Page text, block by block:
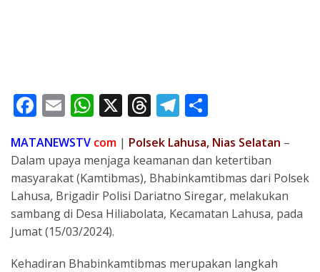
F
e
b
o
o
k
E
ai
l
W
at
s
A
p
p
X T
re
a
d
s
T
e
gr
a
m
ar
e
MATANEWSTV com | Polsek Lahusa, Nias Selatan –
Dalam upaya menjaga keamanan dan ketertiban
masyarakat (Kamtibmas), Bhabinkamtibmas dari Polsek
Lahusa, Brigadir Polisi Dariatno Siregar, melakukan
sambang di Desa Hiliabolata, Kecamatan Lahusa, pada
Jumat (15/03/2024).
Kehadiran Bhabinkamtibmas merupakan langkah